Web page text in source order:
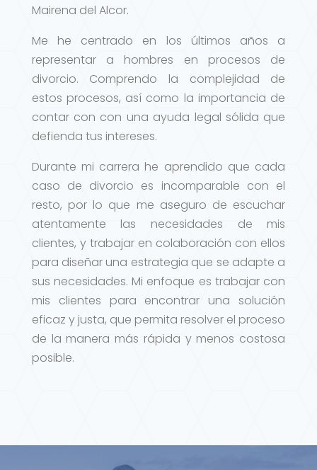
Mairena del Alcor.
Me he centrado en los últimos años a
representar a hombres en procesos de
divorcio. Comprendo la complejidad de
estos procesos, así como la importancia de
contar con con una ayuda legal sólida que
defienda tus intereses.
Durante mi carrera he aprendido que cada
caso de divorcio es incomparable con el
resto, por lo que me aseguro de escuchar
atentamente las necesidades de mis
clientes, y trabajar en colaboración con ellos
para diseñar una estrategia que se adapte a
sus necesidades. Mi enfoque es trabajar con
mis clientes para encontrar una solución
eficaz y justa, que permita resolver el proceso
de la manera más rápida y menos costosa
posible.